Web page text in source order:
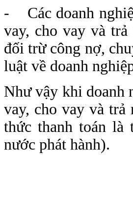
- Các doanh
vay, cho vay và
đối trừ công nợ,
luật về doanh
Như vậy khi doanh
vay, cho vay và
thức thanh toán là
nước phát hành).